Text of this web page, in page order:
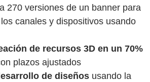
270 versiones de un banner para
canales y dispositivos usando
de recursos 3D en un 70%
plazos ajustados
de diseños usando la